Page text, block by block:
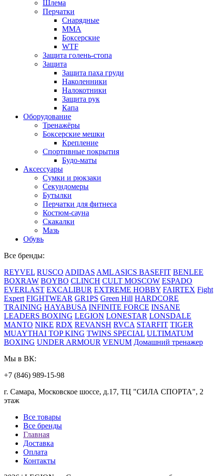
Шлема
Перчатки
Снарядные
ММА
Боксерские
WTF
Защита голень-стопа
Защита
Защита паха груди
Наколенники
Налокотники
Защита рук
Капа
Оборудование
Тренажёры
Боксерские мешки
Крепление
Спортивные покрытия
Будо-маты
Аксессуары
Сумки и рюкзаки
Секундомеры
Бутылки
Перчатки для фитнеса
Костюм-сауна
Скакалки
Мазь
Обувь
Все бренды:
REYVEL RUSCO ADIDAS AML ASICS BASEFIT BENLEE
BOXRAW BOYBO CLINCH CULT MOSCOW ESPADO
EVERLAST EXCALIBUR EXTREME HOBBY FAIRTEX Fight
Expert FIGHTWEAR GR1PS Green Hill HARDCORE
TRAINING HAYABUSA INFINITE FORCE INSANE
LEADERS BOXING LEGION LONESTAR LONSDALE
MANTO NIKE RDX REVANSH RVCA STARFIT TIGER
MUAYTHAI TOP KING TWINS SPECIAL ULTIMATUM
BOXING UNDER ARMOUR VENUM Домашний тренажер
Мы в ВК:
+7 (846) 989-15-98
г. Самара, Московское шоссе, д.17, ТЦ "СИЛА СПОРТА", 2
этаж
Все товары
Все бренды
Главная
Доставка
Оплата
Контакты